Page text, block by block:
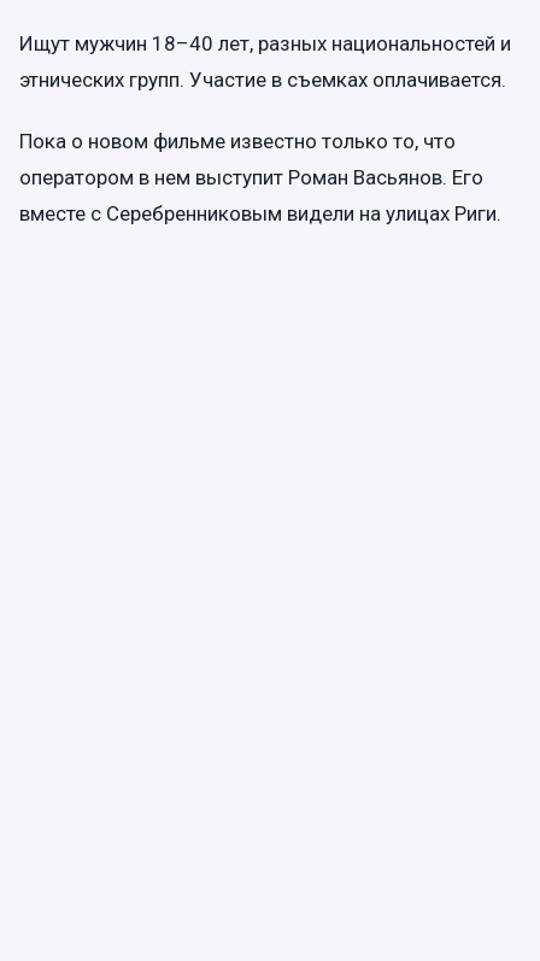
Ищут мужчин 18–40 лет, разных национальностей и
этнических групп. Участие в съемках оплачивается.
Пока о новом фильме известно только то, что
оператором в нем выступит Роман Васьянов. Его
вместе с Серебренниковым видели на улицах Риги.